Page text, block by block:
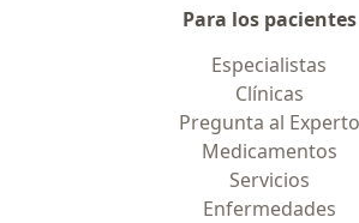
Para los pacientes
Especialistas
Clínicas
Pregunta al Experto
Medicamentos
Servicios
Enfermedades